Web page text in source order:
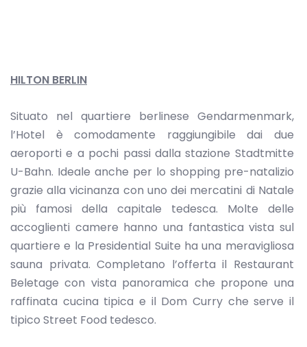
HILTON BERLIN
Situato nel quartiere berlinese Gendarmenmark,
l’Hotel è comodamente raggiungibile dai due
aeroporti e a pochi passi dalla stazione Stadtmitte
U-Bahn. Ideale anche per lo shopping pre-natalizio
grazie alla vicinanza con uno dei mercatini di Natale
più famosi della capitale tedesca. Molte delle
accoglienti camere hanno una fantastica vista sul
quartiere e la Presidential Suite ha una meravigliosa
sauna privata. Completano l’offerta il Restaurant
Beletage con vista panoramica che propone una
raffinata cucina tipica e il Dom Curry che serve il
tipico Street Food tedesco.